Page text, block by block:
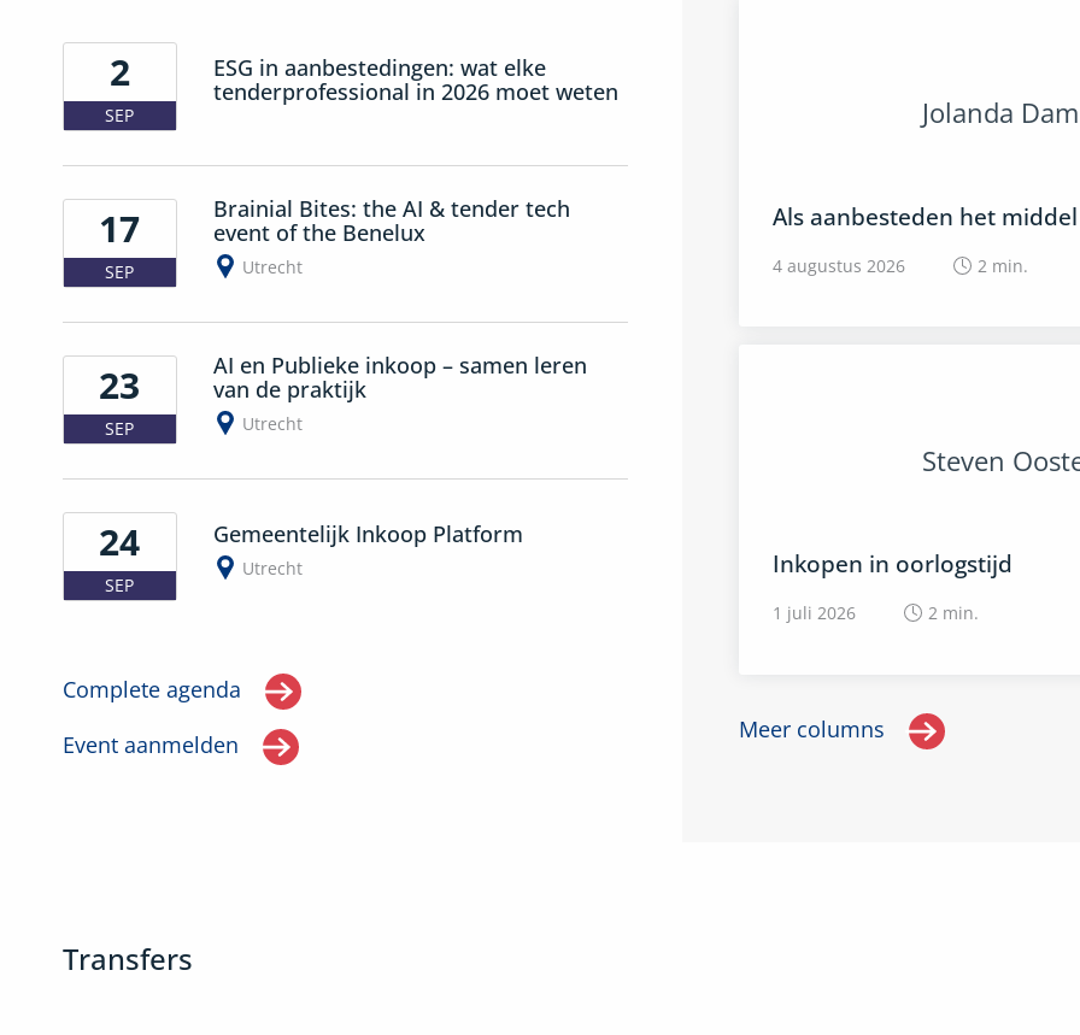
2
SEP
ESG in aanbestedingen: wat elke
tenderprofessional in 2026 moet weten
17
SEP
Brainial Bites: the AI & tender tech
event of the Benelux
Utrecht
23
SEP
AI en Publieke inkoop – samen leren
van de praktijk
Utrecht
24
SEP
Gemeentelijk Inkoop Platform
Utrecht
Complete agenda
Event aanmelden
Jolanda Dam
Als aanbesteden het
4 augustus 2026 2 min.
Steven
Inkopen in oorlogstijd
1 juli 2026 2 min.
Meer columns
Transfers